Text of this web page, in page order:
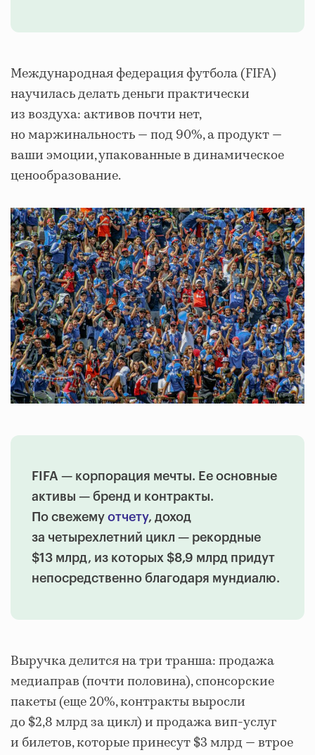
Международная федерация футбола (FIFA)
научилась делать деньги практически
из воздуха: активов почти нет,
но маржинальность — под 90%, а продукт —
ваши эмоции, упакованные в динамическое
ценообразование.
FIFA — корпорация мечты. Ее основные
активы — бренд и контракты.
По свежему отчету, доход
за четырехлетний цикл — рекордные
$13 млрд, из которых $8,9 млрд придут
непосредственно благодаря мундиалю.
Выручка делится на три транша: продажа
медиаправ (почти половина), спонсорские
пакеты (еще 20%, контракты выросли
до $2,8 млрд за цикл) и продажа вип-услуг
и билетов, которые принесут $3 млрд — втрое